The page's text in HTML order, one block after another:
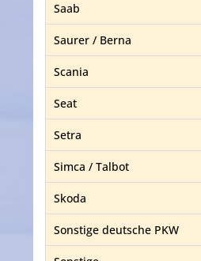
Saab
Saurer / Berna
Scania
Seat
Setra
Simca / Talbot
Skoda
Sonstige deutsche PKW